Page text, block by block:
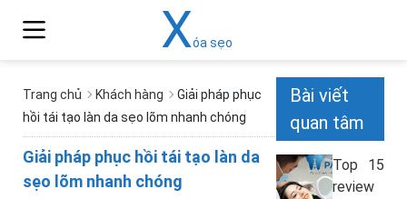
Xóa sẹo
Trang chủ Khách hàng
Giải pháp phục
hồi tái tạo làn da sẹo lõm nhanh chóng
Giải pháp phục hồi tái tạo làn da
sẹo lõm nhanh chóng
Bài viết
quan tâm
Top 15
review